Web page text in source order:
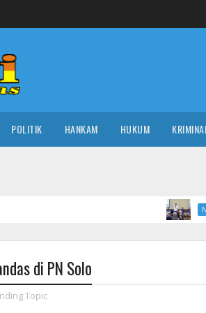
POLITIK HANKAM HUKUM KRIMINAL
NASIONAL
di PN Solo
Topic